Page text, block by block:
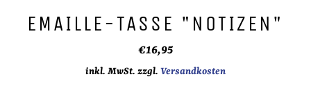
EMAILLE-TASSE "NOTIZEN"
Normaler
€16,95
inkl. MwSt. zzgl. Versandkosten